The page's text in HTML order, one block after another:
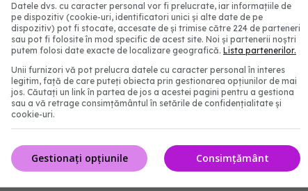
Sanofi lucrează, de asemenea, la proiectul unui
pfizer
Datele dvs. cu caracter personal vor fi prelucrate, iar informațiile de
pe dispozitiv (cookie-uri, identificatori unici și alte date de pe
dispozitiv) pot fi stocate, accesate de și trimise către 224 de parteneri
sau pot fi folosite în mod specific de acest site. Noi și partenerii noștri
putem folosi date exacte de localizare geografică. Lista partenerilor.
Unii furnizori vă pot prelucra datele cu caracter personal în interes
legitim, față de care puteți obiecta prin gestionarea opțiunilor de mai
jos. Căutați un link în partea de jos a acestei pagini pentru a gestiona
sau a vă retrage consimțământul în setările de confidențialitate și
cookie-uri.
Consimțământ
Gestionați opțiunile